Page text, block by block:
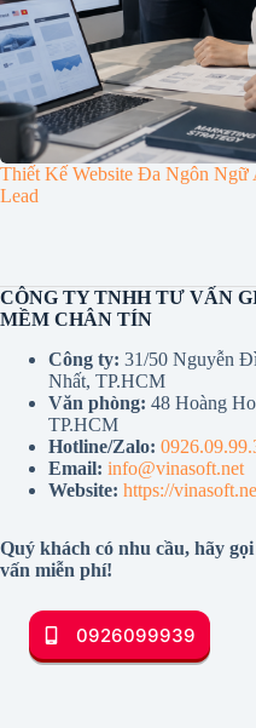
Thiết Kế Website Đa Ngôn Ngữ
Lead
CÔNG TY TNHH TƯ VẤN
MỀM CHÂN TÍN
Công ty: 31/50 Nguyễn
Nhất, TP.HCM
Văn phòng: 48 Hoàng
TP.HCM
Hotline/Zalo:
Email: info@vinasoft.net
Website: https://
Quý khách có nhu cầu, hãy gọi
vấn miễn phí!
0926099939